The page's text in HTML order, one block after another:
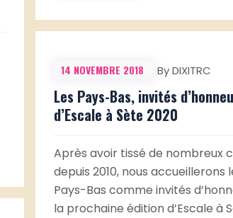
14 NOVEMBRE 2018 By DIXITRC
Les Pays-Bas, invités
d’Escale à Sète 2020
Après avoir tissé de nombreux
depuis 2010, nous accueillerons
Pays-Bas comme invités
la prochaine édition d’Escale à